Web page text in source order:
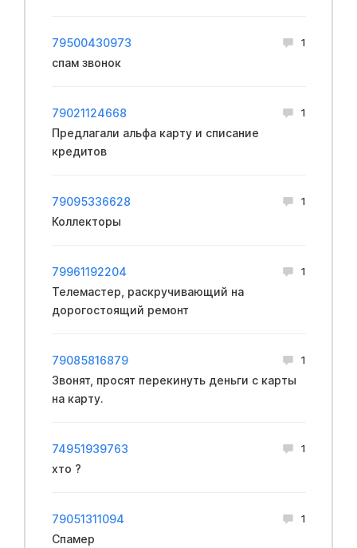
79500430973 1
спам звонок
79021124668 1
Предлагали альфа карту и списание
кредитов
79095336628 1
Коллекторы
79961192204 1
Телемастер, раскручивающий на
дорогостоящий ремонт
79085816879 1
Звонят, просят перекинуть деньги с карты
на карту.
74951939763 1
хто ?
79051311094 1
Спамер